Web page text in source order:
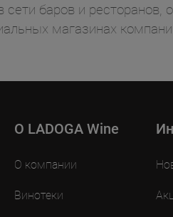
сети баров и
магазинах
O LADOGA Wine
О компании
Винотеки